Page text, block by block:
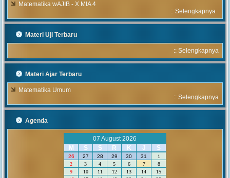
Matematika wAJIB - X MIA 4
:: Selengkapnya
Materi Uji Terbaru
:: Selengkapnya
Materi Ajar Terbaru
Matematika Umum
:: Selengkapnya
Agenda
07 August 2026
M
S S R K J S
26 27 28 29 30 31
1
2
3 4 5 6 7
8
9
10 11 12 13 14
15